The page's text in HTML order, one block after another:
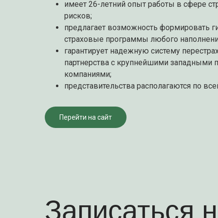
имеет 26-летний опыт работы в сфере
рисков;
предлагает возможность формировать
страховые программы любого
гарантирует надежную систему
партнерства с крупнейшими западными
компаниями;
представительства располагаются по
Перейти на сайт
Записаться